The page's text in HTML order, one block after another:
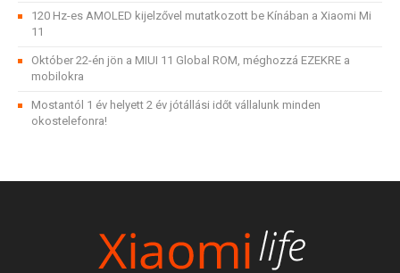
120 Hz-es AMOLED kijelzővel mutatkozott be Kínában a Xiaomi Mi
11
Október 22-én jön a MIUI 11 Global ROM, méghozzá EZEKRE a
mobilokra
Mostantól 1 év helyett 2 év jótállási időt vállalunk minden
okostelefonra!